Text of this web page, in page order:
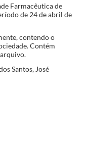
Farmacêutica de
de 24 de abril de
contendo o
Contém
Santos, José